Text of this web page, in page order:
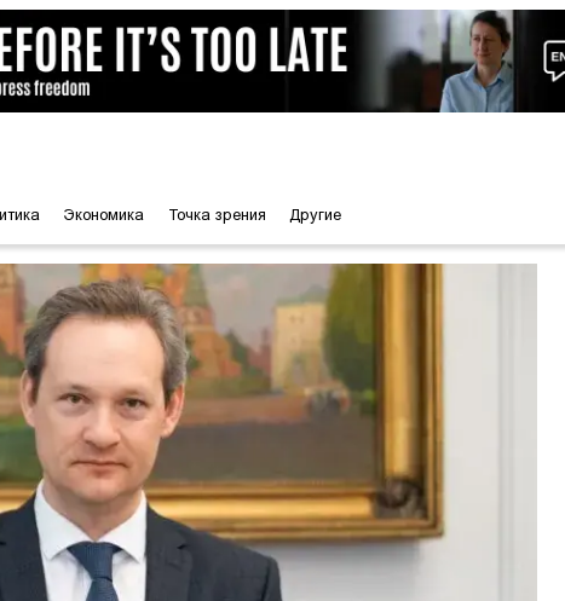
Экономика Точка зрения Другие